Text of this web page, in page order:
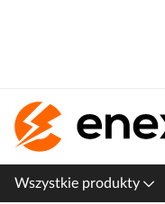
Wszystkie produkty